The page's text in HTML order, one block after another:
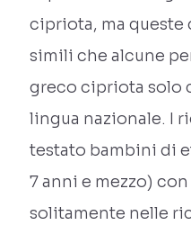
cipriota, ma queste
simili che alcune
greco cipriota solo
lingua nazionale. I
testato bambini di
7 anni e mezzo)
solitamente nelle